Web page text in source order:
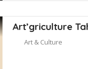
Art’griculture
Art & Culture